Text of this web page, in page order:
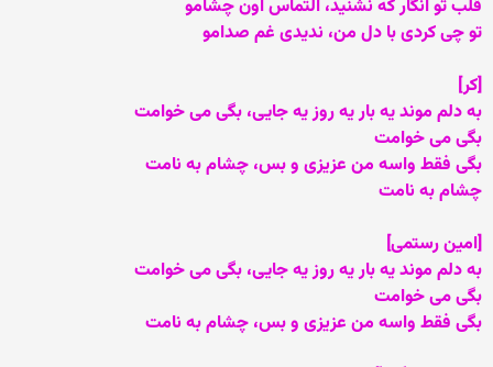
قلب تو انگار که نشنید، التماس اون چشامو
تو چی کردی با دل من، ندیدی غم صدامو
[کر]
به دلم موند یه بار یه روز یه جایی، بگی می خوامت
بگی می خوامت
بگی فقط واسه من عزیزی و بس، چشام به نامت
چشام به نامت
[امین رستمی]
به دلم موند یه بار یه روز یه جایی، بگی می خوامت
بگی می خوامت
بگی فقط واسه من عزیزی و بس، چشام به نامت